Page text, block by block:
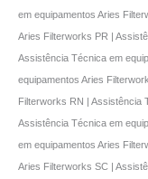
em equipamentos Aries
Aries Filterworks PR |
Assistência Técnica em
equipamentos Aries
Filterworks RN | Assistência
Assistência Técnica em
em equipamentos Aries
Aries Filterworks SC |